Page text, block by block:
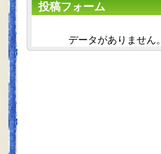
投稿フォーム
データがありません。